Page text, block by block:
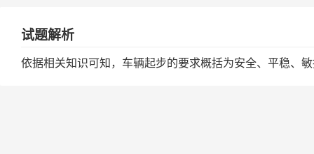
试题解析
依据相关知识可知，车辆起步的要求概括为安全、平稳、